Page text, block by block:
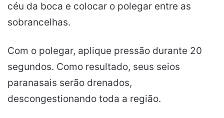
céu da boca e colocar o polegar entre as
sobrancelhas.
Com o polegar, aplique pressão durante 20
segundos. Como resultado, seus seios
paranasais serão drenados,
descongestionando toda a região.